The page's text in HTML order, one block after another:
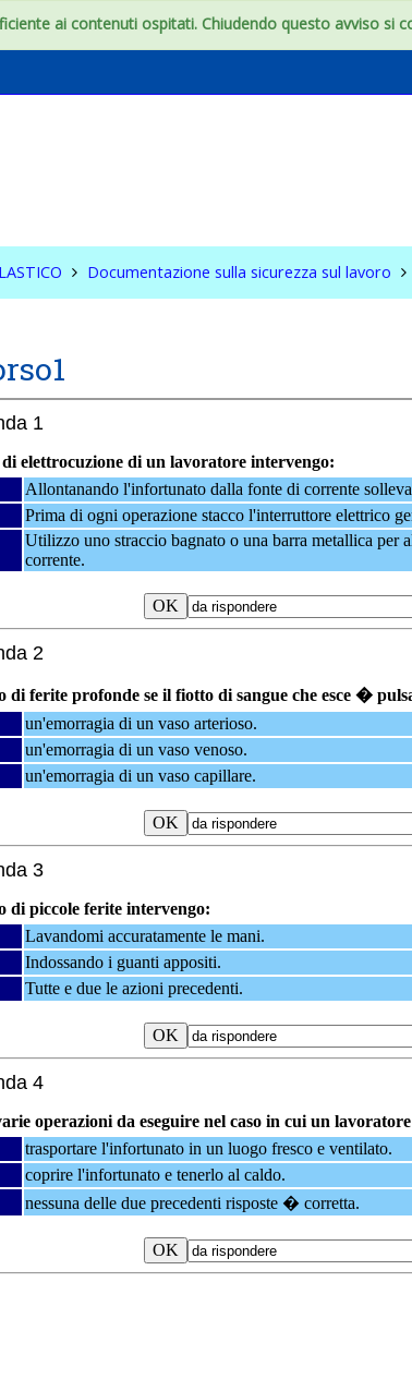
ai contenuti ospitati. Chiudendo questo avviso si
Documentazione sulla sicurezza sul lavoro